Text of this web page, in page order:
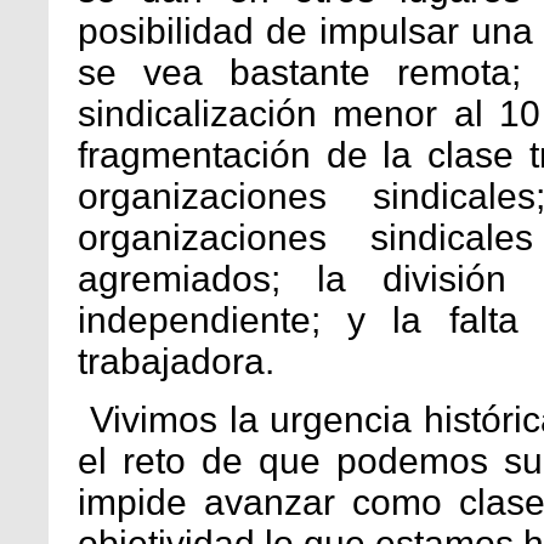
posibilidad de impulsar
se vea bastante
sindicalización menor al
fragmentación de la clase
organizaciones
organizaciones
agremiados; la división
independiente; y la
trabajadora.
Vivimos la urgencia
el reto de que podemos
impide avanzar como